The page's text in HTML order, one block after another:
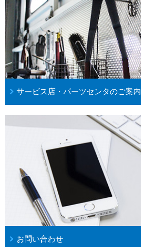
サービス店・パーツセンタのご案内
お問い合わせ